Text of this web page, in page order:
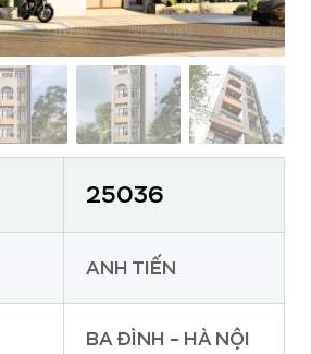
25036
ANH TIẾN
BA ĐÌNH - HÀ NỘI